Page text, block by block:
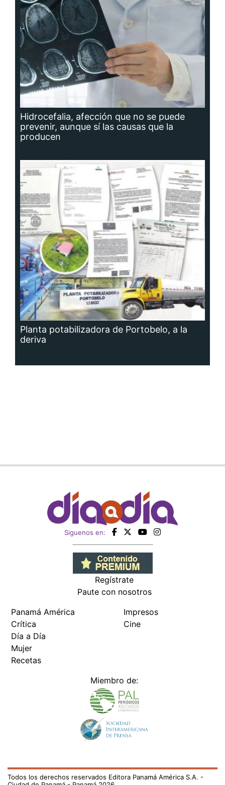
Hidrocefalia, afección que no se puede
prevenir, aunque sí las causas que la
producen
Planta potabilizadora de Portobelo, a la
deriva
Siguenos en:
Regístrate
Paute con nosotros
Panamá América
Crítica
Día a Día
Mujer
Recetas
Impresos
Cine
Miembro de:
Todos los derechos reservados Editora Panamá América S.A. -